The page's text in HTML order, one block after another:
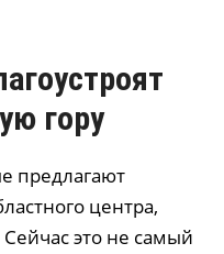
гору
предлагают
центра,
Сейчас это не самый